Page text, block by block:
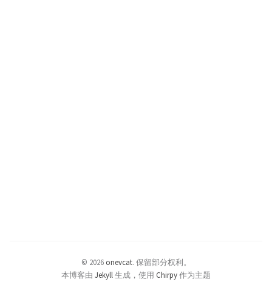
© 2026 onevcat. 保留部分权利。
本博客由 Jekyll 生成，使用 Chirpy作为主题